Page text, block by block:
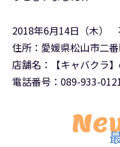
2018年6月14日（木）
住所：愛媛県松山市二
店舗名：【キャバクラ
電話番号：089-933-